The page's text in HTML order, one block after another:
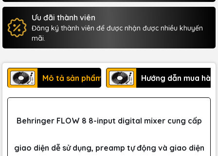
Ưu đãi thành viên
Đăng ký thành viên để được nhận được nhiều khuyến
mãi.
Mô tả sản phẩm Hướng dẫn mua
Behringer FLOW 8 8-input digital mixer cung cấp
giao diện dễ sử dụng, preamp tự động và giao diện